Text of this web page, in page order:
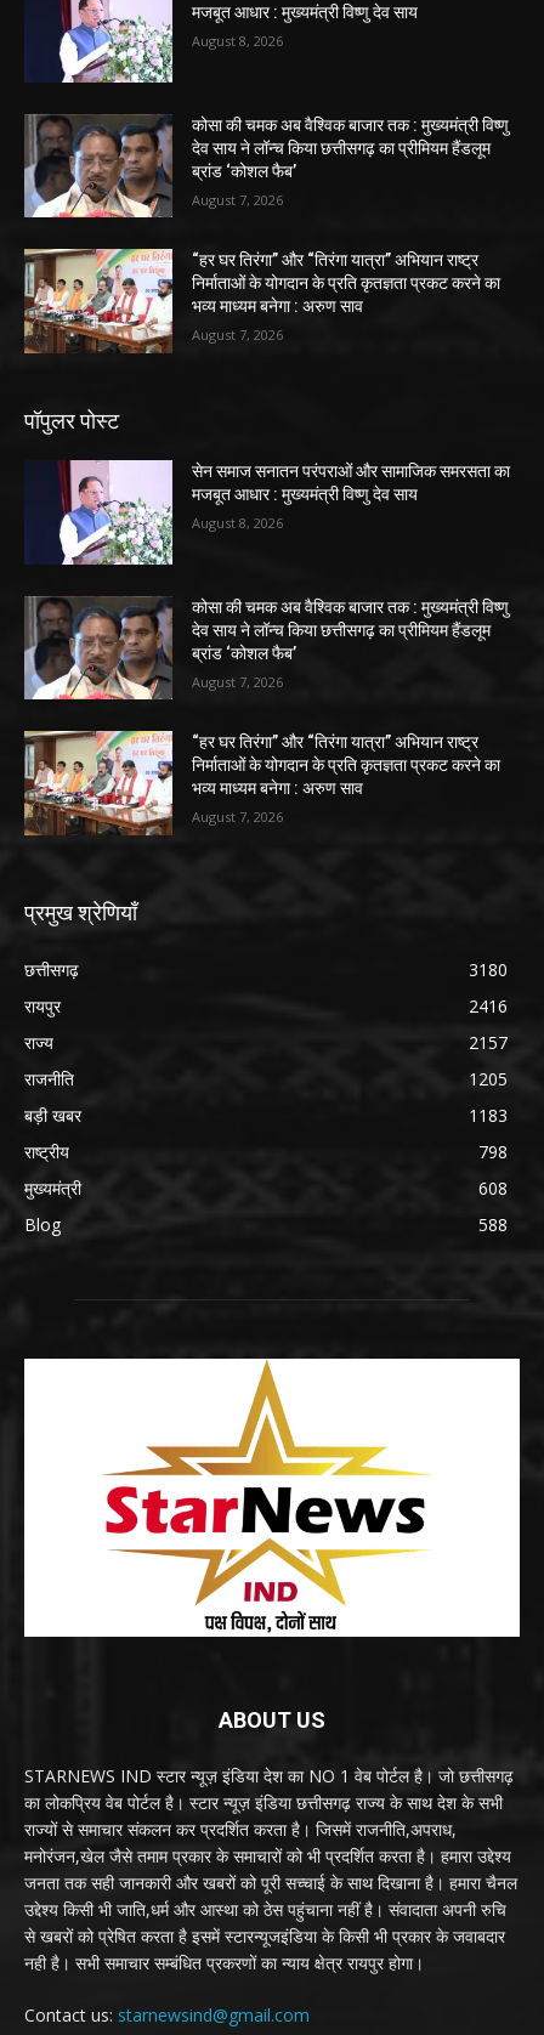
मजबूत आधार : मुख्यमंत्री विष्णु देव साय
August 8, 2026
कोसा की चमक अब वैश्विक बाजार तक : मुख्यमंत्री विष्णु
देव साय ने लॉन्च किया छत्तीसगढ़ का प्रीमियम हैंडलूम
ब्रांड ‘कोशल फैब’
August 7, 2026
“हर घर तिरंगा” और “तिरंगा यात्रा” अभियान राष्ट्र
निर्माताओं के योगदान के प्रति कृतज्ञता प्रकट करने का
भव्य माध्यम बनेगा : अरुण साव
August 7, 2026
पॉपुलर पोस्ट
सेन समाज सनातन परंपराओं और सामाजिक समरसता का
मजबूत आधार : मुख्यमंत्री विष्णु देव साय
August 8, 2026
कोसा की चमक अब वैश्विक बाजार तक : मुख्यमंत्री विष्णु
देव साय ने लॉन्च किया छत्तीसगढ़ का प्रीमियम हैंडलूम
ब्रांड ‘कोशल फैब’
August 7, 2026
“हर घर तिरंगा” और “तिरंगा यात्रा” अभियान राष्ट्र
निर्माताओं के योगदान के प्रति कृतज्ञता प्रकट करने का
भव्य माध्यम बनेगा : अरुण साव
August 7, 2026
प्रमुख श्रेणियाँ
छत्तीसगढ़
3180
रायपुर
2416
राज्य
2157
राजनीति
1205
बड़ी खबर
1183
राष्ट्रीय
798
मुख्यमंत्री
608
Blog
588
ABOUT US
STARNEWS IND स्टार न्यूज़ इंडिया देश का NO 1 वेब पोर्टल है। जो छत्तीसगढ़
का लोकप्रिय वेब पोर्टल है। स्टार न्यूज़ इंडिया छत्तीसगढ़ राज्य के साथ देश के सभी
राज्यों से समाचार संकलन कर प्रदर्शित करता है। जिसमें राजनीति,अपराध,
मनोरंजन,खेल जैसे तमाम प्रकार के समाचारों को भी प्रदर्शित करता है। हमारा उद्देश्य
जनता तक सही जानकारी और खबरों को पूरी सच्चाई के साथ दिखाना है। हमारा चैनल
उद्देश्य किसी भी जाति,धर्म और आस्था को ठेस पहुंचाना नहीं है। संवादाता अपनी रुचि
से खबरों को प्रेषित करता है इसमें स्टारन्यूजइंडिया के किसी भी प्रकार के जवाबदार
नही है। सभी समाचार सम्बंधित प्रकरणों का न्याय क्षेत्र रायपुर होगा।
Contact us: starnewsind@gmail.com